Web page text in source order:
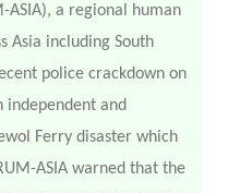
ASIA), a regional human
Asia including South
police crackdown on
independent and
Ferry disaster which
ASIA warned that the